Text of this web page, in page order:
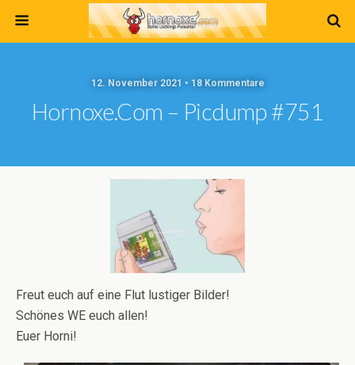
12. November 2021 • 18 Kommentare
Hornoxe.com – Picdump #751
Freut euch auf eine Flut lustiger Bilder!
Schönes WE euch allen!
Euer Horni!